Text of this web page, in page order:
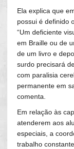
Ela explica que
possui é definido
“Um deficiente
em Braille ou de
de um livro e
surdo precisará
com paralisia
permanente em
comenta.
Em relação às
atenderem aos
especiais, a
trabalho